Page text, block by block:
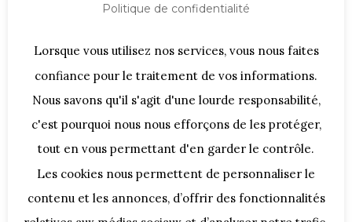
Avec la rentrée, des envies de
reprendre une activité physique ?
Plaisir et confort passent par un bon
matériel. C’est pourquoi le choix de la
chaussure n’est pas à négliger !
quelques conseils pour un choix judicieux :
Comment bien choisir ses chaussures de sport ?
Politique de confidentialité
Lorsque vous utilisez nos services, vous nous faites
confiance pour le traitement de vos informations.
Nous savons qu'il s'agit d'une lourde responsabilité,
c'est pourquoi nous nous efforçons de les protéger,
tout en vous permettant d'en garder le contrôle.
Les cookies nous permettent de personnaliser le
contenu et les annonces, d’offrir des fonctionnalités